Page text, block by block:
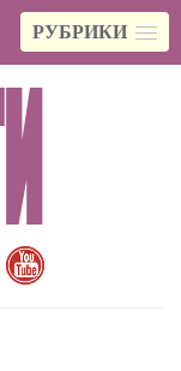
РУБРИКИ